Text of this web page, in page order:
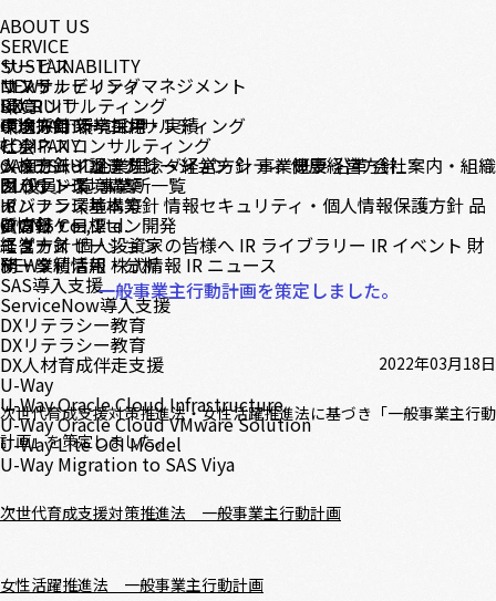
ABOUT US
SERVICE
サービス
コンサルティング
DX コンサルティング
テクノロジーコンサルティング
ビジネスコンサルティング
システムインテグレーション
クラウド環境構築
インフラ環境構築
アプリケーション開発
モダナイゼーション
データ利活用・分析
SAS導入支援
ServiceNow導入支援
DXリテラシー教育
DXリテラシー教育
DX人材育成伴走支援
U-Way
U-Way Oracle Cloud Infrastructure
U-Way Oracle Cloud VMware Solution
U-Way Lite OCI Model
U-Way Migration to SAS Viya
SUSTAINABILITY
サステナビリティマネジメント
環境
環境方針環境目標・実績
社会
人権方針・調達方針ダイバーシティ健康経営方針
ガバナンス
ガバナンス基本方針情報セキュリティ・個人情報保護方針 品
質方針・目標
NEWS
RECRUIT
中途採用新卒採用
CONTACT
COMPANY
メッセージ企業理念・経営方針事業概要沿革会社案内・組織
図役員一覧事業所一覧
CASE STUDY
BLOG
IR
IR情報
経営方針個人投資家の皆様へ IR ライブラリー IR イベント 財
務・業績情報 株式情報 IR ニュース
© CNS Co., Ltd.
ニュース
NEWS
一般事業主行動計画を策定しました。
2022年03月18日
次世代育成支援対策推進法・女性活躍推進法に基づき「一般事業主行動
計画」を策定しました。
次世代育成支援対策推進法 一般事業主行動計画
女性活躍推進法 一般事業主行動計画